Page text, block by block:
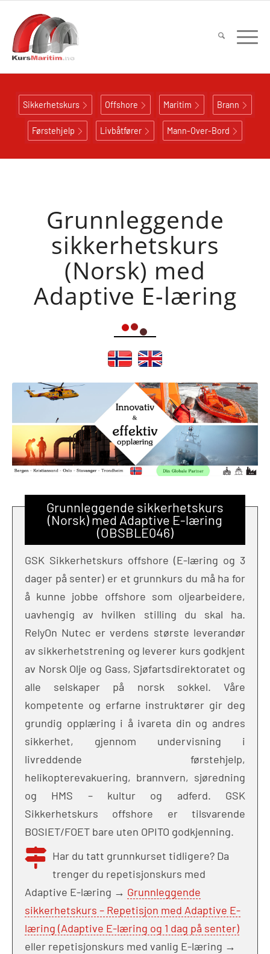
Sikkerhetskurs Offshore Maritim Brann
Førstehjelp Livbåtfører Mann-Over-Bord
Grunnleggende
sikkerhetskurs
(Norsk) med
Adaptive E-læring
Grunnleggende sikkerhetskurs
(Norsk) med Adaptive E-læring
(OBSBLE046)
GSK Sikkerhetskurs offshore (E-læring og 3
dager på senter) er et grunnkurs du må ha for
å kunne jobbe offshore som oljearbeidere,
uavhengig av hvilken stilling du skal ha.
RelyOn Nutec er verdens største leverandør
av sikkerhetstrening og leverer kurs godkjent
av Norsk Olje og Gass, Sjøfartsdirektoratet og
alle selskaper på norsk sokkel. Våre
kompetente og erfarne instruktører gir deg
grundig opplæring i å ivareta din og andres
sikkerhet, gjennom undervisning i
livreddende førstehjelp,
helikopterevakuering, brannvern, sjøredning
og HMS – kultur og adferd. GSK
Sikkerhetskurs offshore er tilsvarende
BOSIET/FOET bare uten OPITO godkjenning.
Har du tatt grunnkurset tidligere? Da
trenger du repetisjonskurs med
Adaptive E-læring → Grunnleggende
sikkerhetskurs – Repetisjon med Adaptive E-
læring (Adaptive E-læring og 1 dag på senter)
eller repetisjonskurs med vanlig E-læring →